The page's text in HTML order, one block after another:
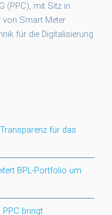
(PPC), mit Sitz in
von Smart Meter
für die Digitalisierung
für das
BPL-Portfolio um
PPC bringt